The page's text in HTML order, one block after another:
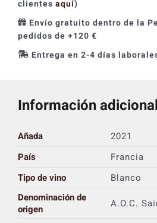
clientes aquí)
Envío gratuito dentro de la
pedidos de +120 €
Entrega en 2-4 días
Información adicional
Añada
2021
País
Francia
Tipo de vino
Blanco
Denominación de
origen
A.O.C.